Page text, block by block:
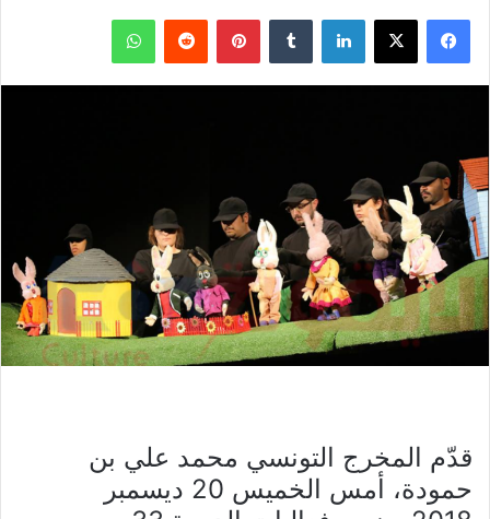
فيسبوك X لينكدإن بينتيريست واتساب
قدّم المخرج التونسي محمد علي بن
حمودة، أمس الخميس 20 ديسمبر